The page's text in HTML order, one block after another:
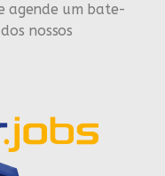
agende um bate-
nossos